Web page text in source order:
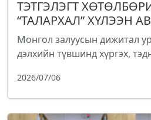
ТЭТГЭЛЭГТ
“ТАЛАРХАЛ” ХҮЛЭЭН
Монгол залуусын дижитал
дэлхийн түвшинд хүргэх,
2026/07/06